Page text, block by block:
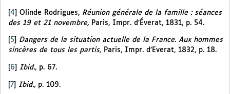
[4] Olinde Rodrigues, Réunion générale de la famille : séances
des 19 et 21 novembre, Paris, Impr. d’Éverat, 1831, p. 54.
5
Dangers de la situation actuelle de la France. Aux hommes
sincères de tous les partis, Paris, Impr. d’Everat, 1832, p. 18.
6 Ibid., p. 67.
[7] Ibid., p. 109.